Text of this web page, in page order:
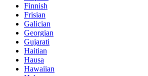
Finnish
Frisian
Galician
Georgian
Gujarati
Haitian
Hausa
Hawaiian